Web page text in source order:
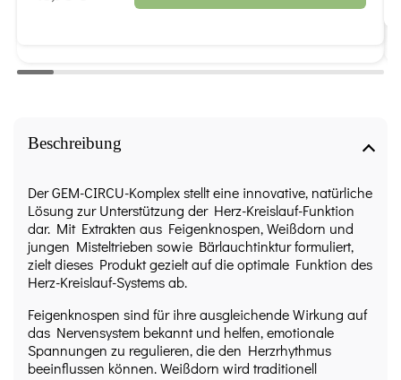
Beschreibung
Der GEM-CIRCU-Komplex stellt eine innovative, natürliche
Lösung zur Unterstützung der Herz-Kreislauf-Funktion
dar. Mit Extrakten aus Feigenknospen, Weißdorn und
jungen Misteltrieben sowie Bärlauchtinktur formuliert,
zielt dieses Produkt gezielt auf die optimale Funktion des
Herz-Kreislauf-Systems ab.
Feigenknospen sind für ihre ausgleichende Wirkung auf
das Nervensystem bekannt und helfen, emotionale
Spannungen zu regulieren, die den Herzrhythmus
beeinflussen können. Weißdorn wird traditionell